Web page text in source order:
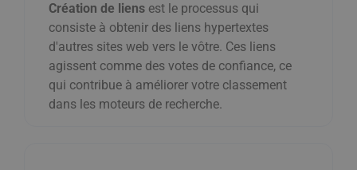
Création de liens est le processus qui
consiste à obtenir des liens hypertextes
d'autres sites web vers le vôtre. Ces liens
agissent comme des votes de confiance, ce
qui contribue à améliorer votre classement
dans les moteurs de recherche.